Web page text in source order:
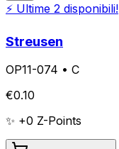
⚡ Ultime 2 disponibili!
Streusen
OP11-074 • C
€0.10
✨ +0 Z-Points